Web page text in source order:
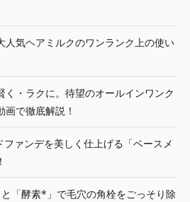
人気ヘアミルクのワンランク上の使い
く・ラクに。待望のオールインワンク
画で徹底解説！
ファンデを美しく仕上げる「ベースメ
「酵素*」で毛穴の角栓をごっそり除